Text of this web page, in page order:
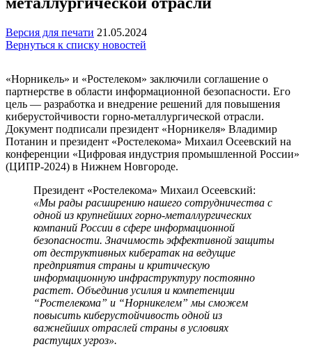
Версия для печати 21.05.2024
Вернуться к списку новостей
«Норникель» и «Ростелеком» заключили соглашение о
партнерстве в области информационной безопасности. Его
цель — разработка и внедрение решений для повышения
киберустойчивости горно-металлургической отрасли.
Документ подписали президент «Норникеля» Владимир
Потанин и президент «Ростелекома» Михаил Осеевский на
конференции «Цифровая индустрия промышленной России»
(ЦИПР-2024) в Нижнем Новгороде.
Президент «Ростелекома» Михаил Осеевский:
«Мы рады расширению нашего сотрудничества с
одной из крупнейших горно-металлургических
компаний России в сфере информационной
безопасности. Значимость эффективной защиты
от деструктивных кибератак на ведущие
предприятия страны и критическую
информационную инфраструктуру постоянно
растет. Объединив усилия и компетенции
“Ростелекома” и “Норникелем” мы сможем
повысить киберустойчивость одной из
важнейших отраслей страны в условиях
растущих угроз».